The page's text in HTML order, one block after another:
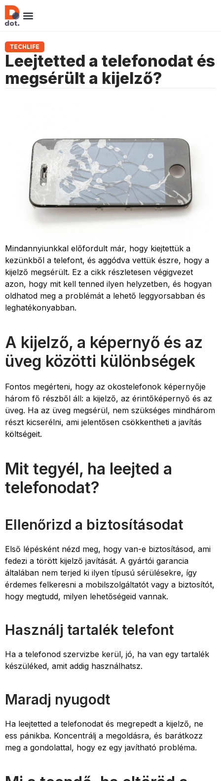
TECHLIFE
Leejtetted a telefonodat és
megsérült a kijelző?
Mindannyiunkkal előfordult már, hogy kiejtettük a
kezünkből a telefont, és aggódva vettük észre, hogy a
kijelző megsérült. Ez a cikk részletesen végigvezet
azon, hogy mit kell tenned ilyen helyzetben, és hogyan
oldhatod meg a problémát a lehető leggyorsabban és
leghatékonyabban.
A kijelző, a képernyő és az
üveg közötti különbségek
Fontos megérteni, hogy az okostelefonok képernyője
három fő részből áll: a kijelző, az érintőképernyő és az
üveg. Ha az üveg megsérül, nem szükséges mindhárom
részt kicserélni, ami jelentősen csökkentheti a javítás
költségeit.
Mit tegyél, ha leejted a
telefonodat?
Ellenőrizd a biztosításodat
Első lépésként nézd meg, hogy van-e biztosításod, ami
fedezi a törött kijelző javítását. A gyártói garancia
általában nem terjed ki ilyen típusú sérülésekre, így
érdemes felkeresni a mobilszolgáltatót vagy a biztosítót,
hogy megtudd, milyen lehetőségeid vannak.
Használj tartalék telefont
Ha a telefonod szervizbe kerül, jó, ha van egy tartalék
készüléked, amit addig használhatsz.
Maradj nyugodt
Ha leejtetted a telefonodat és megrepedt a kijelző, ne
ess pánikba. Koncentrálj a megoldásra, és barátkozz
meg a gondolattal, hogy ez egy javítható probléma.